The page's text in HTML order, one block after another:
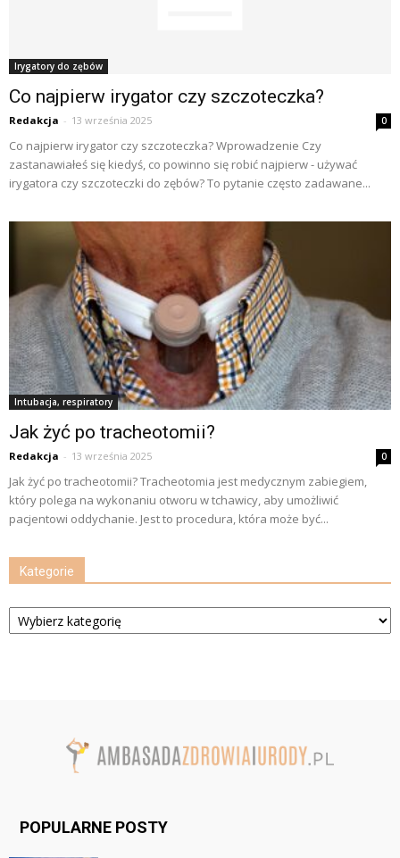
Irygatory do zębów
Co najpierw irygator czy szczoteczka?
Redakcja - 13 września 2025 0
Co najpierw irygator czy szczoteczka? Wprowadzenie Czy
zastanawiałeś się kiedyś, co powinno się robić najpierw - używać
irygatora czy szczoteczki do zębów? To pytanie często zadawane...
Intubacja, respiratory
Jak żyć po tracheotomii?
Redakcja - 13 września 2025 0
Jak żyć po tracheotomii? Tracheotomia jest medycznym zabiegiem,
który polega na wykonaniu otworu w tchawicy, aby umożliwić
pacjentowi oddychanie. Jest to procedura, która może być...
Kategorie
Kategorie
POPULARNE POSTY